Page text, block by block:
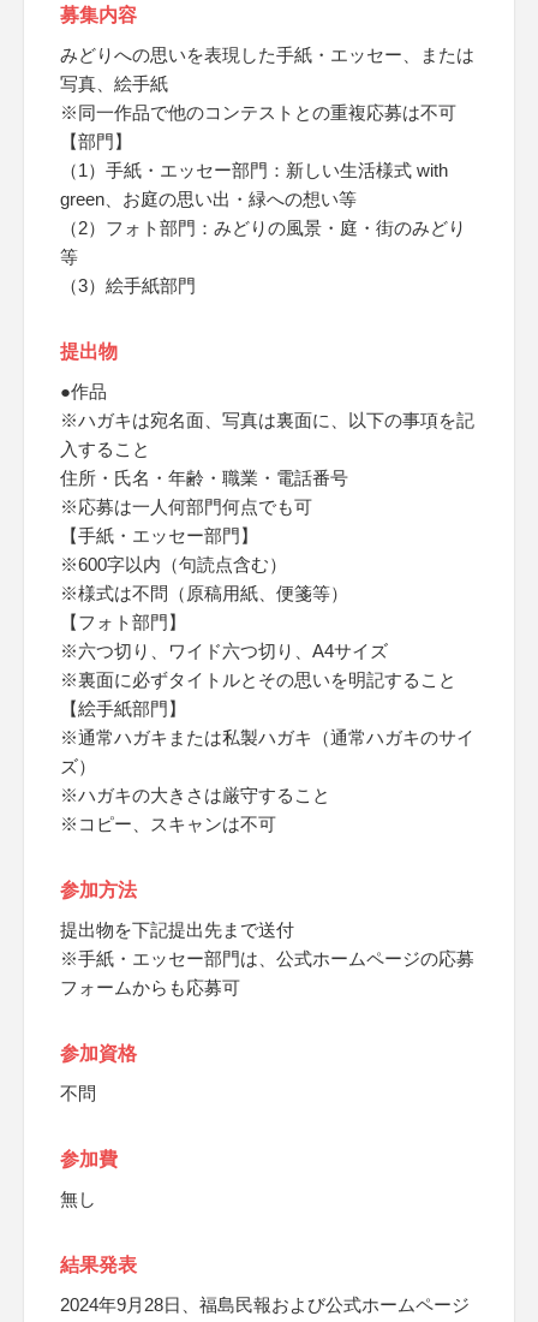
募集内容
みどりへの思いを表現した手紙・エッセー、または
写真、絵手紙
※同一作品で他のコンテストとの重複応募は不可
【部門】
（1）手紙・エッセー部門：新しい生活様式 with
green、お庭の思い出・緑への想い等
（2）フォト部門：みどりの風景・庭・街のみどり
等
（3）絵手紙部門
提出物
●作品
※ハガキは宛名面、写真は裏面に、以下の事項を記
入すること
住所・氏名・年齢・職業・電話番号
※応募は一人何部門何点でも可
【手紙・エッセー部門】
※600字以内（句読点含む）
※様式は不問（原稿用紙、便箋等）
【フォト部門】
※六つ切り、ワイド六つ切り、A4サイズ
※裏面に必ずタイトルとその思いを明記すること
【絵手紙部門】
※通常ハガキまたは私製ハガキ（通常ハガキのサイ
ズ）
※ハガキの大きさは厳守すること
※コピー、スキャンは不可
参加方法
提出物を下記提出先まで送付
※手紙・エッセー部門は、公式ホームページの応募
フォームからも応募可
参加資格
不問
参加費
無し
結果発表
2024年9月28日、福島民報および公式ホームページ